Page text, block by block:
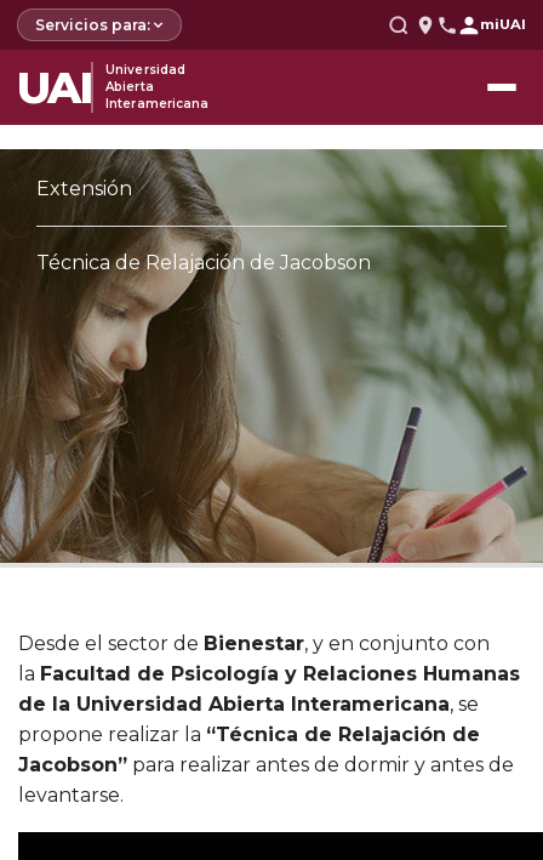
Servicios para: miUAI
UAI
Universidad
Abierta
Interamericana
Extensión
Técnica de Relajación de Jacobson
Desde el sector de Bienestar, y en conjunto con
la Facultad de Psicología y Relaciones Humanas
de la Universidad Abierta Interamericana, se
propone realizar la “Técnica de Relajación de
Jacobson” para realizar antes de dormir y antes de
levantarse.